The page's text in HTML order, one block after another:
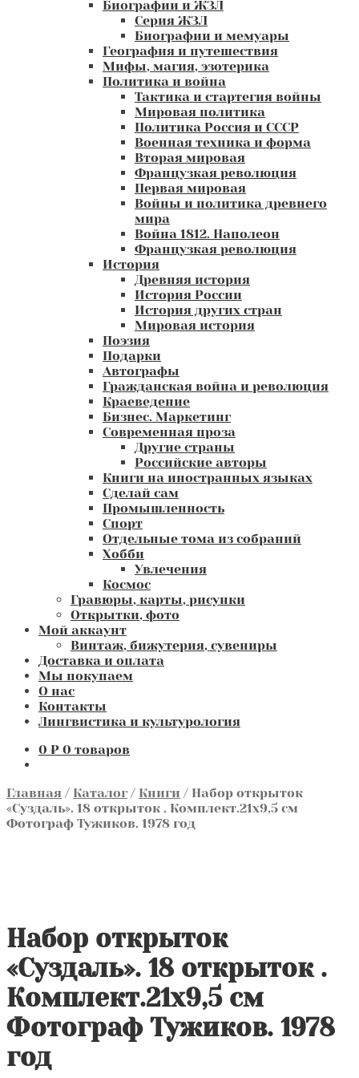
Биографии и ЖЗЛ
Серия ЖЗЛ
Биографии и мемуары
География и путешествия
Мифы, магия, эзотерика
Политика и война
Тактика и стартегия войны
Мировая политика
Политика Россия и СССР
Военная техника и форма
Вторая мировая
Французкая революция
Первая мировая
Войны и политика древнего
мира
Война 1812. Наполеон
Французкая революция
История
Древняя история
История России
История других стран
Мировая история
Поэзия
Подарки
Автографы
Гражданская война и революция
Краеведение
Бизнес. Маркетинг
Современная проза
Другие страны
Российские авторы
Книги на иностранных языках
Сделай сам
Промышленность
Спорт
Отдельные тома из собраний
Хобби
Увлечения
Космос
Гравюры, карты, рисунки
Открытки, фото
Мой аккаунт
Винтаж, бижутерия, сувениры
Доставка и оплата
Мы покупаем
О нас
Контакты
Лингвистика и культурология
0 ₽ 0 товаров
Главная / Каталог / Книги / Набор открыток
«Суздаль». 18 открыток . Комплект.21х9,5 см
Фотограф Тужиков. 1978 год
Набор открыток
«Суздаль». 18 открыток .
Комплект.21х9,5 см
Фотограф Тужиков. 1978
год